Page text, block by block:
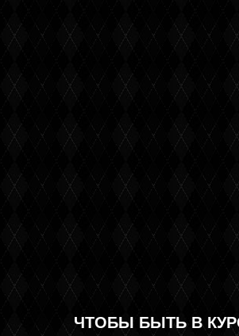
ЧТОБЫ БЫТЬ В